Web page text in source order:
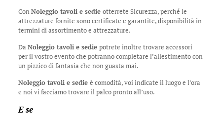
ConNoleggio tavoli e sedie otterrete Sicurezza, perché le
attrezzature fornite sono certificate e garantite, disponibilità in
termini di assortimento e attrezzature.
Da Noleggio tavoli e sedie potrete inoltre trovare accessori
per il vostro evento che potranno completare l’allestimento con
un pizzico di fantasia che non guasta mai.
Noleggio tavoli e sedie è comodità, voi indicate il luogo e l’ora
e noi vi facciamo trovare il palco pronto all’uso.
E se